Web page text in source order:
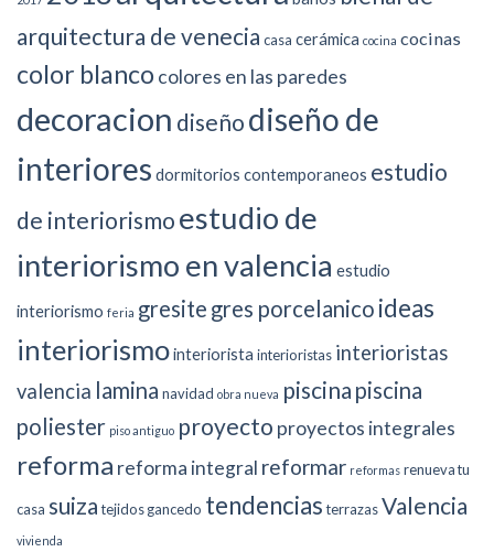
arquitectura de venecia casa cerámica cocina cocinas
color blanco colores en las paredes
decoracion diseño diseño de
interiores dormitorios contemporaneos estudio
de interiorismo estudio de
interiorismo en valencia estudio
interiorismo feria gresite gres porcelanico ideas
interiorismointeriorista interioristas interioristas
valencia lamina navidad obra nueva piscina piscina
poliester piso antiguo proyecto proyectos integrales
reforma reforma integral reformar reformas renueva tu
casa suiza tejidos gancedo tendencias terrazasValencia
vivienda